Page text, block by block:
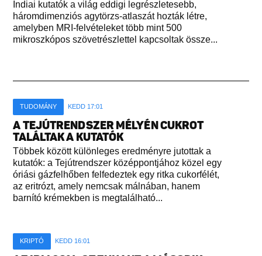
Indiai kutatók a világ eddigi legrészletesebb,
háromdimenziós agytörzs-atlaszát hozták létre,
amelyben MRI-felvételeket több mint 500
mikroszkópos szövetrészlettel kapcsoltak össze...
TUDOMÁNY KEDD 17:01
A TEJÚTRENDSZER MÉLYÉN CUKROT
TALÁLTAK A KUTATÓK
Többek között különleges eredményre jutottak a
kutatók: a Tejútrendszer középpontjához közel egy
óriási gázfelhőben felfedeztek egy ritka cukorfélét,
az eritrózt, amely nemcsak málnában, hanem
barnító krémekben is megtalálható...
KRIPTÓ KEDD 16:01